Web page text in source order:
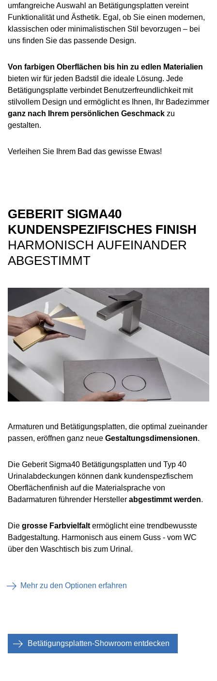
umfangreiche Auswahl an Betätigungsplatten vereint
Funktionalität und Ästhetik. Egal, ob Sie einen modernen,
klassischen oder minimalistischen Stil bevorzugen – bei
uns finden Sie das passende Design.
Von farbigen Oberflächen bis hin zu edlen Materialien
bieten wir für jeden Badstil die ideale Lösung. Jede
Betätigungsplatte verbindet Benutzerfreundlichkeit mit
stilvollem Design und ermöglicht es Ihnen, Ihr Badezimmer
ganz nach Ihrem persönlichen Geschmack zu
gestalten.
Verleihen Sie Ihrem Bad das gewisse Etwas!
GEBERIT SIGMA40
KUNDENSPEZIFISCHES FINISH​
HARMONISCH AUFEINANDER
ABGESTIMMT​
Armaturen und Betätigungsplatten, die optimal zueinander
passen, eröffnen ganz neue Gestaltungsdimensionen.
Die Geberit Sigma40 Betätigungsplatten und Typ 40
Urinalabdeckungen können dank kundenspezfischem
Oberflächenfinish auf die Materialsprache von
Badarmaturen führender Hersteller abgestimmt werden.
Die grosse Farbvielfalt ermöglicht eine trendbewusste
Badgestaltung. Harmonisch aus einem Guss - vom WC
über den Waschtisch bis zum Urinal.​
Mehr zu den Optionen erfahren
Betätigungsplatten-Showroom entdecken